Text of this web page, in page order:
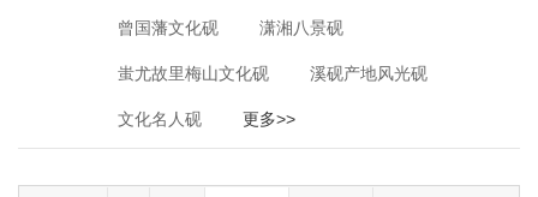
曾国藩文化砚 潇湘八景砚
蚩尤故里梅山文化砚 溪砚产地风光砚
文化名人砚 更多>>